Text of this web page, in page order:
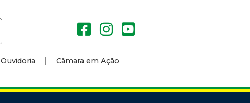
Ouvidoria Câmara em Ação